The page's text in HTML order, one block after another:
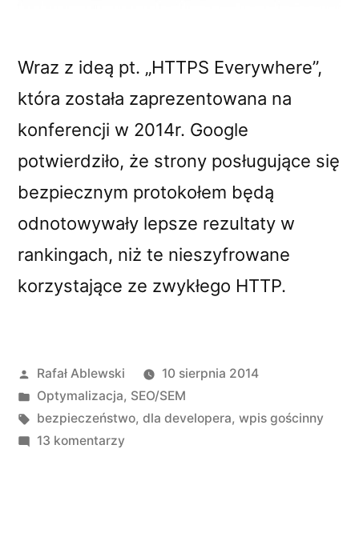
Wraz z ideą pt. „HTTPS Everywhere”,
która została zaprezentowana na
konferencji w 2014r. Google
potwierdziło, że strony posługujące się
bezpiecznym protokołem będą
odnotowywały lepsze rezultaty w
rankingach, niż te nieszyfrowane
korzystające ze zwykłego HTTP.
Opublikowane
przez
Rafał Ablewski
10 sierpnia 2014
Opublikowano
w
Optymalizacja, SEO/SEM
Tagi:
bezpieczeństwo, dla developera, wpis gościnny
13 komentarzydo